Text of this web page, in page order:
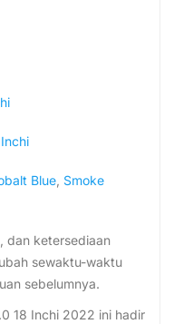
Blue, Smoke
dan ketersediaan
sewaktu-waktu
sebelumnya.
18 Inchi 2022 ini hadir